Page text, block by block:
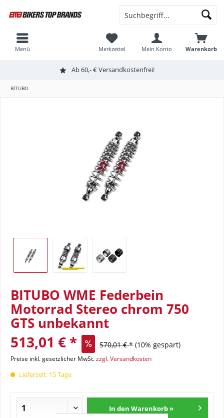
Ab 60,- € Versandkostenfrei!
Warenkorb
Merkzettel Mein Konto
Menü
BITUBO
BITUBO WME Federbein
Motorrad Stereo chrom 750
GTS unbekannt
513,01 € * 570,01 € * (10% gespart)
Preise inkl. gesetzlicher MwSt.zzgl. Versandkosten
Lieferzeit: 15 Tage
In den Warenkorb »